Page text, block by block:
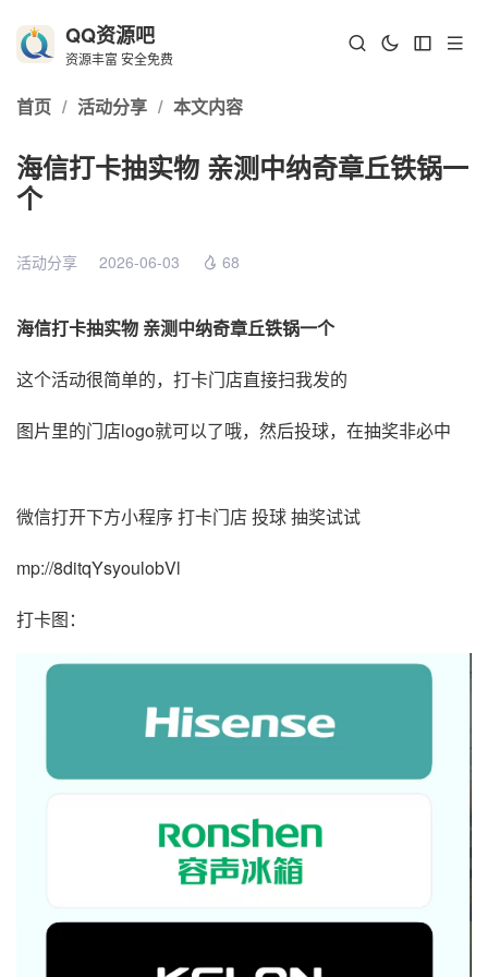
QQ资源吧
资源丰富 安全免费
首页 / 活动分享 / 本文内容
海信打卡抽实物 亲测中纳奇章丘铁锅一
个
活动分享 2026-06-03 68
海信打卡抽实物 亲测中纳奇章丘铁锅一个
这个活动很简单的，打卡门店直接扫我发的
图片里的门店logo就可以了哦，然后投球，在抽奖非必中
微信打开下方小程序 打卡门店 投球 抽奖试试
mp://8ditqYsyoulobVl
打卡图：